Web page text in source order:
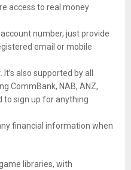
access to real money
number, just provide
email or mobile
also supported by all
CommBank, NAB, ANZ,
to sign up for anything
financial information when
libraries, with